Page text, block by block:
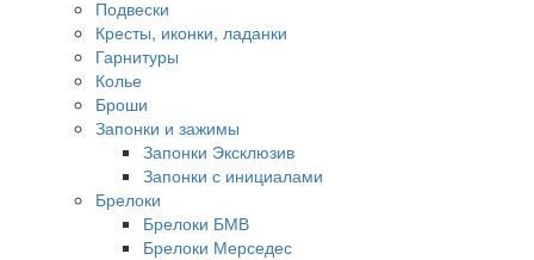
Подвески
Кресты, иконки, ладанки
Гарнитуры
Колье
Броши
Запонки и зажимы
Запонки Эксклюзив
Запонки с инициалами
Брелоки
Брелоки БМВ
Брелоки Мерседес